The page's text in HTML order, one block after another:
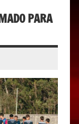
PARA